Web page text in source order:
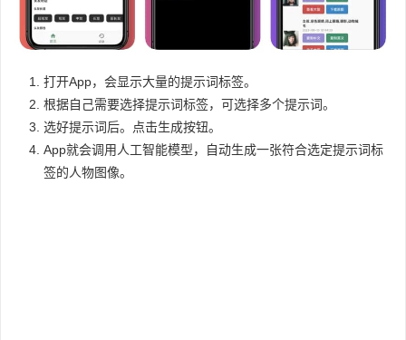
打开App，会显示大量的提示词标签。
根据自己需要选择提示词标签，可选择多个提示词。
选好提示词后。点击生成按钮。
App就会调用人工智能模型，自动生成一张符合选定提示词标
签的人物图像。